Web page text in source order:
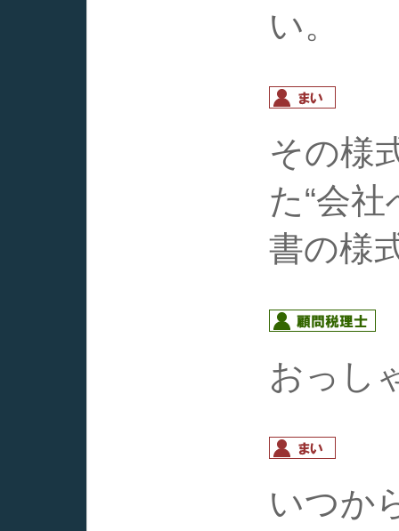
い。
その様
た“会
書の様
おっし
いつか